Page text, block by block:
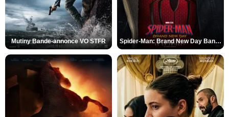
Mutiny Bande-annonce VO STFR Spider-Man: Brand New Day Bande-annonce VO STFR